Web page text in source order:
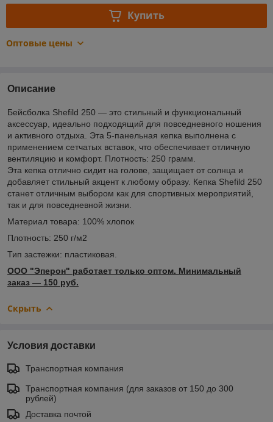
Купить
Оптовые цены
Описание
Бейсболка Shefild 250 — это стильный и функциональный
аксессуар, идеально подходящий для повседневного ношения
и активного отдыха. Эта 5-панельная кепка выполнена с
применением сетчатых вставок, что обеспечивает отличную
вентиляцию и комфорт. Плотность: 250 грамм.
Эта кепка отлично сидит на голове, защищает от солнца и
добавляет стильный акцент к любому образу. Кепка Shefild 250
станет отличным выбором как для спортивных мероприятий,
так и для повседневной жизни.
Материал товара: 100% хлопок
Плотность: 250 г/м2
Тип застежки: пластиковая.
ООО "Эперон" работает только оптом. Минимальный
заказ ― 150 руб.
Скрыть
Условия доставки
Транспортная компания
Транспортная компания (для заказов от 150 до 300
рублей)
Доставка почтой